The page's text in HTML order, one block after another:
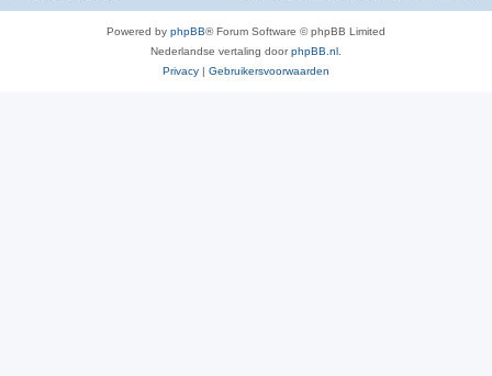
Powered by phpBB® Forum Software © phpBB Limited
Nederlandse vertaling doorphpBB.nl
Privacy | Gebruikersvoorwaarden